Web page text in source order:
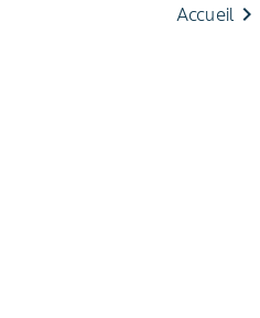
Accueil keyboard_arrow_right